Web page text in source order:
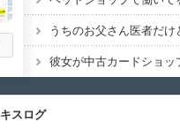
キスログ